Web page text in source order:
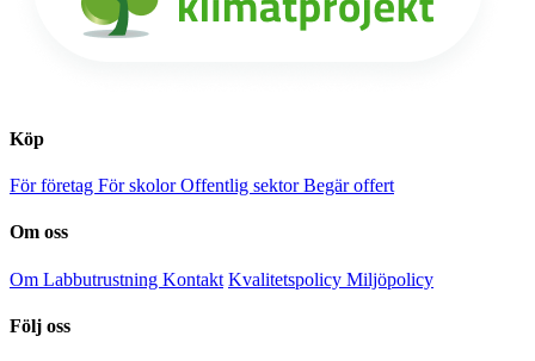
Köp
För företag För skolorOffentlig sektorBegär offert
Om oss
Om Labbutrustning Kontakt Kvalitetspolicy Miljöpolicy
Följ oss